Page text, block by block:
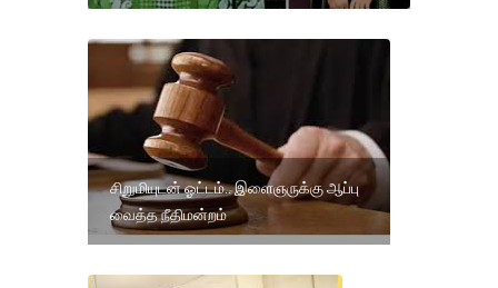
சிறுமியுடன் ஓட்டம்.. இளைஞருக்கு ஆப்பு
வைத்த நீதிமன்றம்